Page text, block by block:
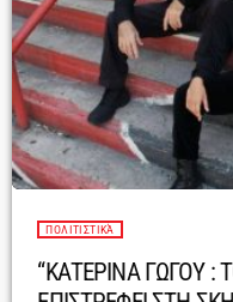
ΠΟΛΙΤΙΣΤΙΚΆ
“ΚΑΤΕΡΙΝΑ ΓΩΓΟΥ